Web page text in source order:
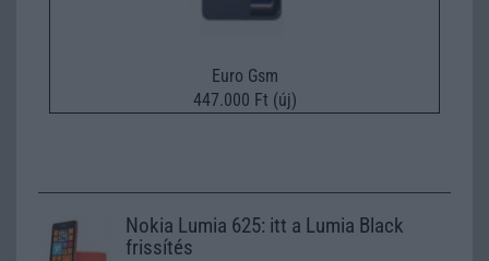
Euro Gsm
447.000 Ft (új)
Nokia Lumia 625: itt a Lumia Black
frissítés